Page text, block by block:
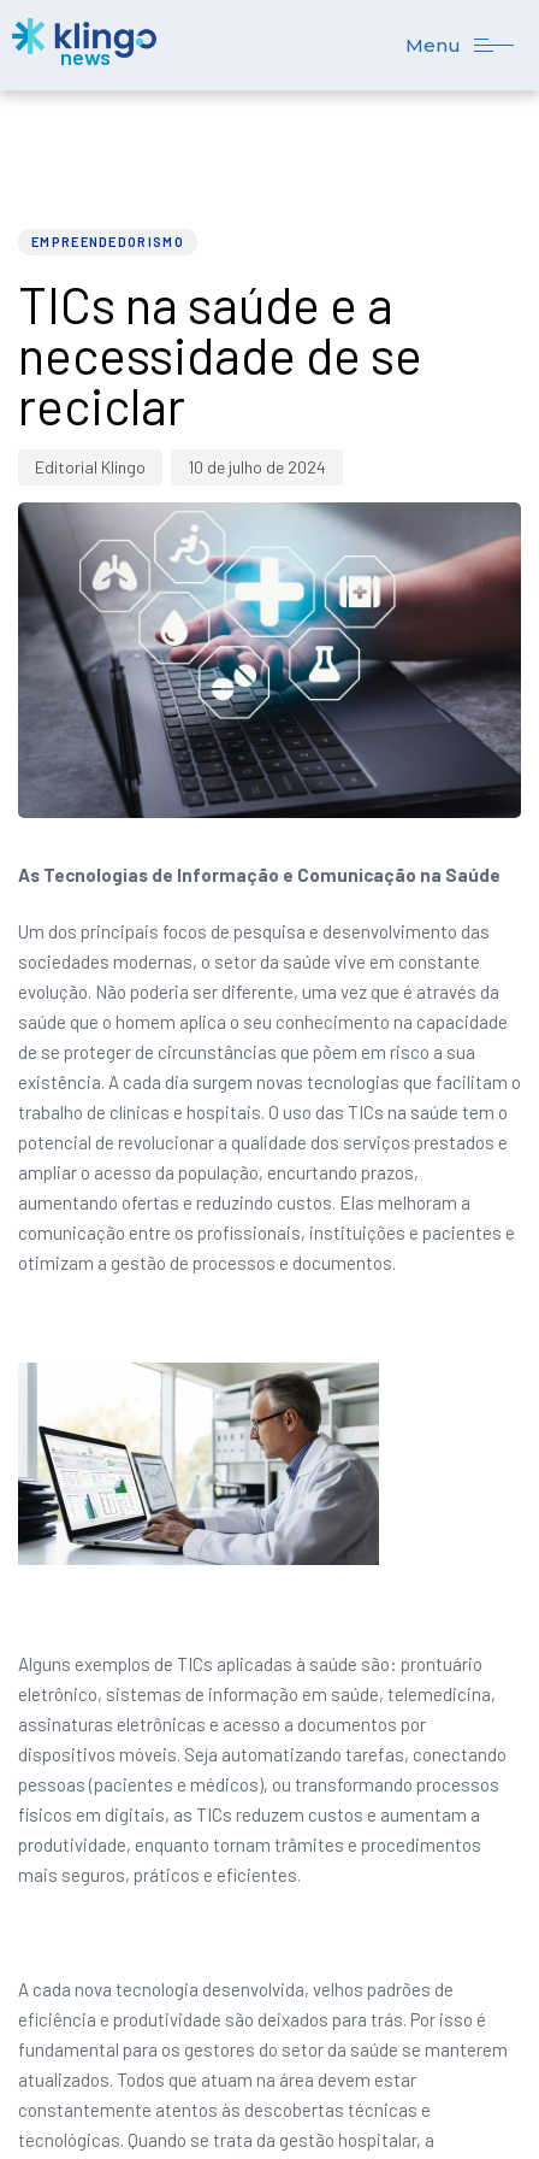
Menu
EMPREENDEDORISMO
TICs na saúde e a
necessidade de se
reciclar
Editorial Klingo 10 de julho de 2024
As Tecnologias de Informação e Comunicação na Saúde
Um dos principais focos de pesquisa e desenvolvimento das
sociedades modernas, o setor da saúde vive em constante
evolução. Não poderia ser diferente, uma vez que é através da
saúde que o homem aplica o seu conhecimento na capacidade
de se proteger de circunstâncias que põem em risco a sua
existência. A cada dia surgem novas tecnologias que facilitam o
trabalho de clínicas e hospitais. O uso das TICs na saúde tem o
potencial de revolucionar a qualidade dos serviços prestados e
ampliar o acesso da população, encurtando prazos,
aumentando ofertas e reduzindo custos. Elas melhoram a
comunicação entre os profissionais, instituições e pacientes e
otimizam a gestão de processos e documentos.
Alguns exemplos de TICs aplicadas à saúde são: prontuário
eletrônico, sistemas de informação em saúde, telemedicina,
assinaturas eletrônicas e acesso a documentos por
dispositivos móveis. Seja automatizando tarefas, conectando
pessoas (pacientes e médicos), ou transformando processos
físicos em digitais, as TICs reduzem custos e aumentam a
produtividade, enquanto tornam trâmites e procedimentos
mais seguros, práticos e eficientes.
A cada nova tecnologia desenvolvida, velhos padrões de
eficiência e produtividade são deixados para trás. Por isso é
fundamental para os gestores do setor da saúde se manterem
atualizados. Todos que atuam na área devem estar
constantemente atentos às descobertas técnicas e
tecnológicas. Quando se trata da gestão hospitalar, a